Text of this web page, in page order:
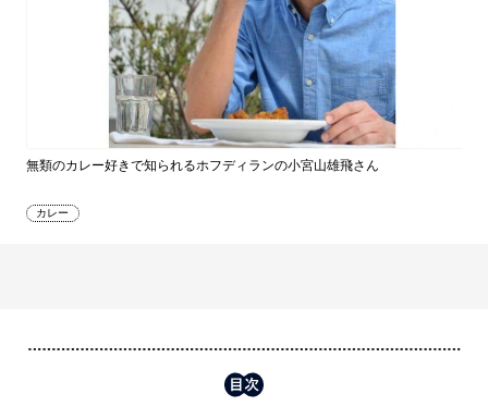
無類のカレー好きで知られるホフディランの小宮山雄飛さん
カレー